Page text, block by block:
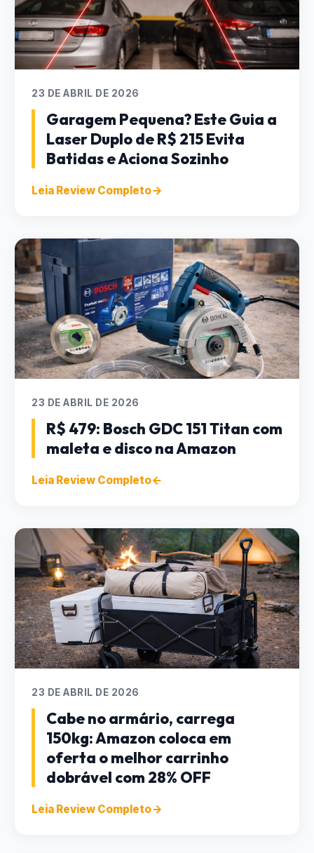
23 DE ABRIL DE 2026
Garagem Pequena? Este Guia a
Laser Duplo de R$ 215 Evita
Batidas e Aciona Sozinho
Leia Review Completo
23 DE ABRIL DE 2026
R$ 479: Bosch GDC 151 Titan com
maleta e disco na Amazon
Leia Review Completo
23 DE ABRIL DE 2026
Cabe no armário, carrega
150kg: Amazon coloca em
oferta o melhor carrinho
dobrável com 28% OFF
Leia Review Completo